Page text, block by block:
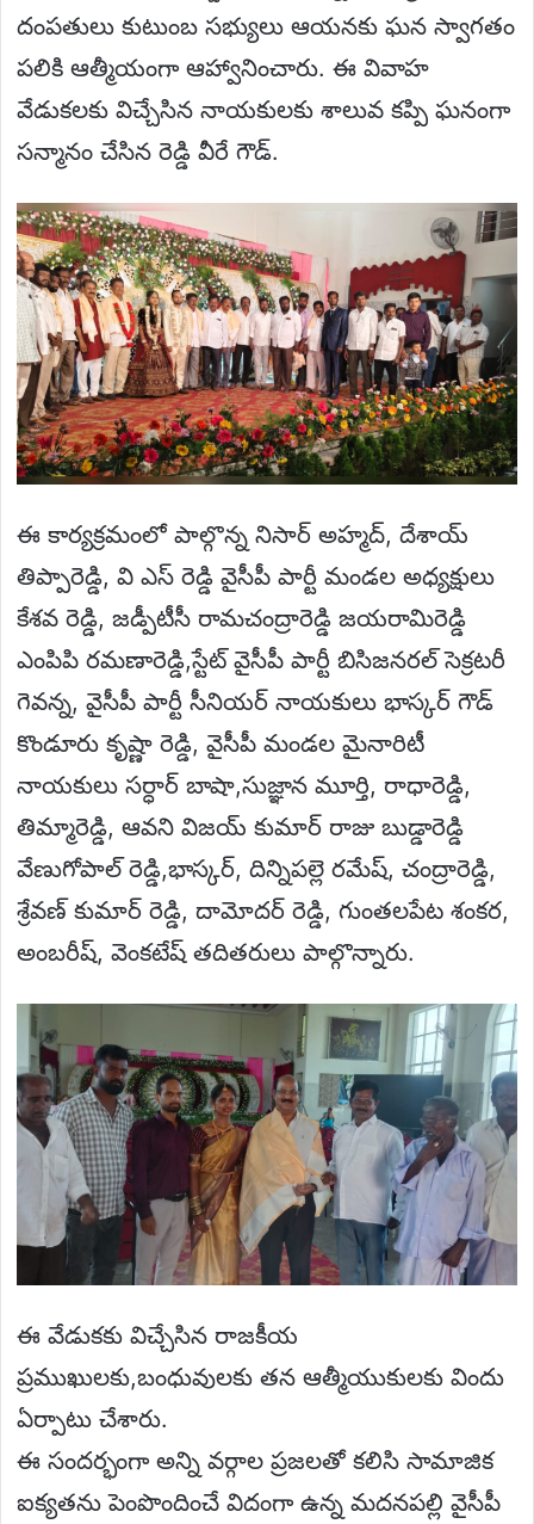
దంపతులు కుటుంబ సభ్యులు ఆయనకు ఘన స్వాగతం
పలికి ఆత్మీయంగా ఆహ్వానించారు. ఈ వివాహ
వేడుకలకు విచ్చేసిన నాయకులకు శాలువ కప్పి ఘనంగా
సన్మానం చేసిన రెడ్డి వీరే గౌడ్.
ఈ కార్యక్రమంలో పాల్గొన్న నిసార్ అహ్మద్, దేశాయ్
తిప్పారెడ్డి, వి ఎస్ రెడ్డి వైసీపీ పార్టీ మండల అధ్యక్షులు
కేశవ రెడ్డి, జడ్పీటీసీ రామచంద్రారెడ్డి జయరామిరెడ్డి
ఎంపిపి రమణారెడ్డి,స్టేట్ వైసీపీ పార్టీ బిసిజనరల్ సెక్రటరీ
గెవన్న, వైసీపీ పార్టీ సీనియర్ నాయకులు భాస్కర్ గౌడ్
కొండూరు కృష్ణా రెడ్డి, వైసీపీ మండల మైనారిటీ
నాయకులు సర్ధార్ బాషా,సుజ్ఞాన మూర్తి, రాధారెడ్డి,
తిమ్మారెడ్డి, ఆవని విజయ్ కుమార్ రాజు బుడ్డారెడ్డి
వేణుగోపాల్ రెడ్డి,భాస్కర్, దిన్నిపల్లె రమేష్, చంద్రారెడ్డి,
శ్రేవణ్ కుమార్ రెడ్డి, దామోదర్ రెడ్డి, గుంతలపేట శంకర,
అంబరీష్, వెంకటేష్ తదితరులు పాల్గొన్నారు.
ఈ వేడుకకు విచ్చేసిన రాజకీయ
ప్రముఖులకు,బంధువులకు తన ఆత్మీయుకులకు విందు
ఏర్పాటు చేశారు.
ఈ సందర్భంగా అన్ని వర్గాల ప్రజలతో కలిసి సామాజిక
ఐక్యతను పెంపొందించే విదంగా ఉన్న మదనపల్లి వైసీపీ